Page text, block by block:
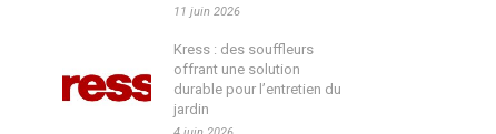
11 juin 2026
Kress : des souffleurs
offrant une solution
durable pour l’entretien du
jardin